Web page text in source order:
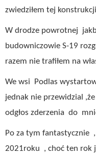
zwiedziłem tej
W drodze powrotnej
budowniczowie S-19
razem nie trafiłem na
We wsi Podlas
jednak nie przewidzial
odgłos zderzenia do
Po za tym fantastycznie
2021roku , choć ten rok